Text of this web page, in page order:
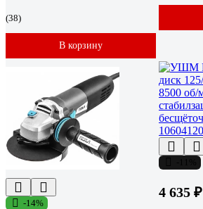
(38)
В корзину
-14%
4 635 ₽